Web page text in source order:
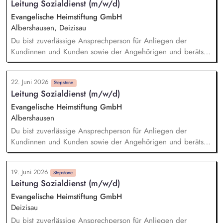
Lehr-/Lernformate gestalten (Skills-Lab, Simulation, LMS)
Leitung Sozialdienst (m/w/d)
Evangelische Heimstiftung GmbH
Albershausen, Deizisau
Du bist zuverlässige Ansprechperson für Anliegen der
Kundinnen und Kunden sowie der Angehörigen und berätst
zu Angeboten und Unterstützungsmöglichkeiten in
verschiedenen Lebenssituationen. Du hilfst dabei, die
Belegungsziele zu erreichen und unterstützt neue Kundinnen
und Kunden bei der Integration in die Wohngruppe. Du
organisierst wohngruppenübergreifende Angebote und
Veranstaltungen, die die Lebensqualität und Teilhabe fördern.
Du arbeitest mit Dienstleistern und Partnern im Quartier
zusammen, um bei Bedarf Dienstleistungen zu organisieren
(Case Management) und die Vernetzung mit dem
Gemeinwesen zu fördern.
22. Juni 2026 Stepstone
Leitung Sozialdienst (m/w/d)
Evangelische Heimstiftung GmbH
Albershausen
Du bist zuverlässige Ansprechperson für Anliegen der
Kundinnen und Kunden sowie der Angehörigen und berätst
zu Angeboten und Unterstützungsmöglichkeiten in
verschiedenen Lebenssituationen. Du hilfst dabei, die
Belegungsziele zu erreichen und unterstützt neue Kundinnen
und Kunden bei der Integration in die Wohngruppe. Du
organisierst wohngruppenübergreifende Angebote und
Veranstaltungen, die die Lebensqualität und Teilhabe fördern.
Du arbeitest mit Dienstleistern und Partnern im Quartier
19. Juni 2026 Stepstone
Leitung Sozialdienst (m/w/d)
Evangelische Heimstiftung GmbH
Deizisau
Du bist zuverlässige Ansprechperson für Anliegen der